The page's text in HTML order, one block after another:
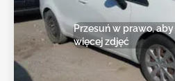
Przesuń w prawo,
więcej zdjęć